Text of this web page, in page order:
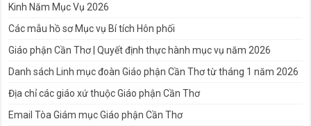
Kinh Năm Mục Vụ 2026
Các mẫu hồ sơ Mục vụ Bí tích Hôn phối
Giáo phận Cần Thơ | Quyết định thực hành mục vụ năm 2026
Danh sách Linh mục đoàn Giáo phận Cần Thơ từ tháng 1 năm 2026
Địa chỉ các giáo xứ thuộc Giáo phận Cần Thơ
Email Tòa Giám mục Giáo phận Cần Thơ